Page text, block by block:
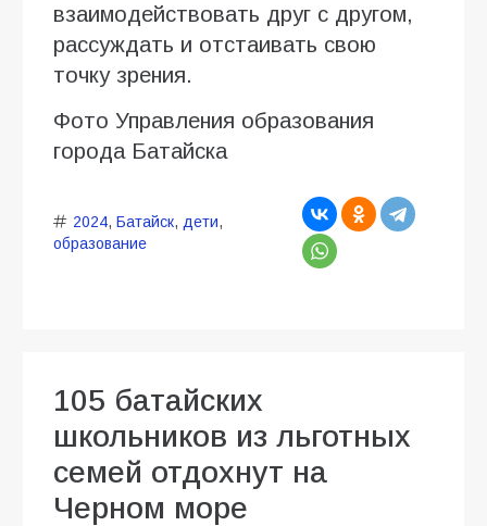
взаимодействовать друг с другом,
рассуждать и отстаивать свою
точку зрения.
Фото Управления образования
города Батайска
2024, Батайск, дети,
образование
105 батайских
школьников из льготных
семей отдохнут на
Черном море